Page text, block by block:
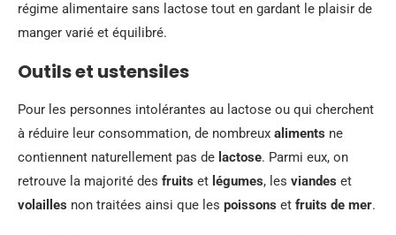
régime alimentaire sans lactose tout en gardant le plaisir de
manger varié et équilibré.
Outils et ustensiles
Pour les personnes intolérantes au lactose ou qui cherchent
à réduire leur consommation, de nombreux aliments ne
contiennent naturellement pas de lactose. Parmi eux, on
retrouve la majorité des fruits et légumes, les viandes et
volailles non traitées ainsi que les poissons et fruits de mer.